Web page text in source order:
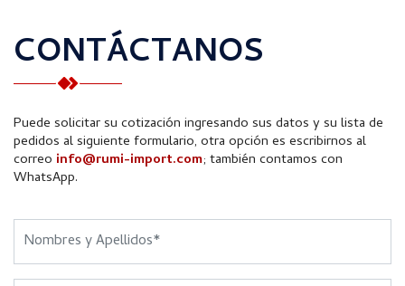
CONTÁCTANOS
Puede solicitar su cotización ingresando sus datos y su lista de
pedidos al siguiente formulario, otra opción es escribirnos al
correo info@rumi-import.com; también contamos con
WhatsApp.